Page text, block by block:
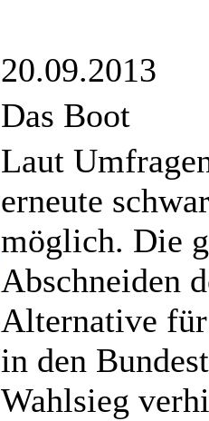
20.09.2013
Das Boot
Laut
erneute
möglich. Die
Abschneiden
Alternative
in den
Wahlsieg